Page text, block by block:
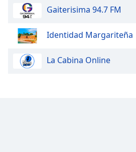
Gaiterisima 94.7 FM
Identidad Margariteña
La Cabina Online